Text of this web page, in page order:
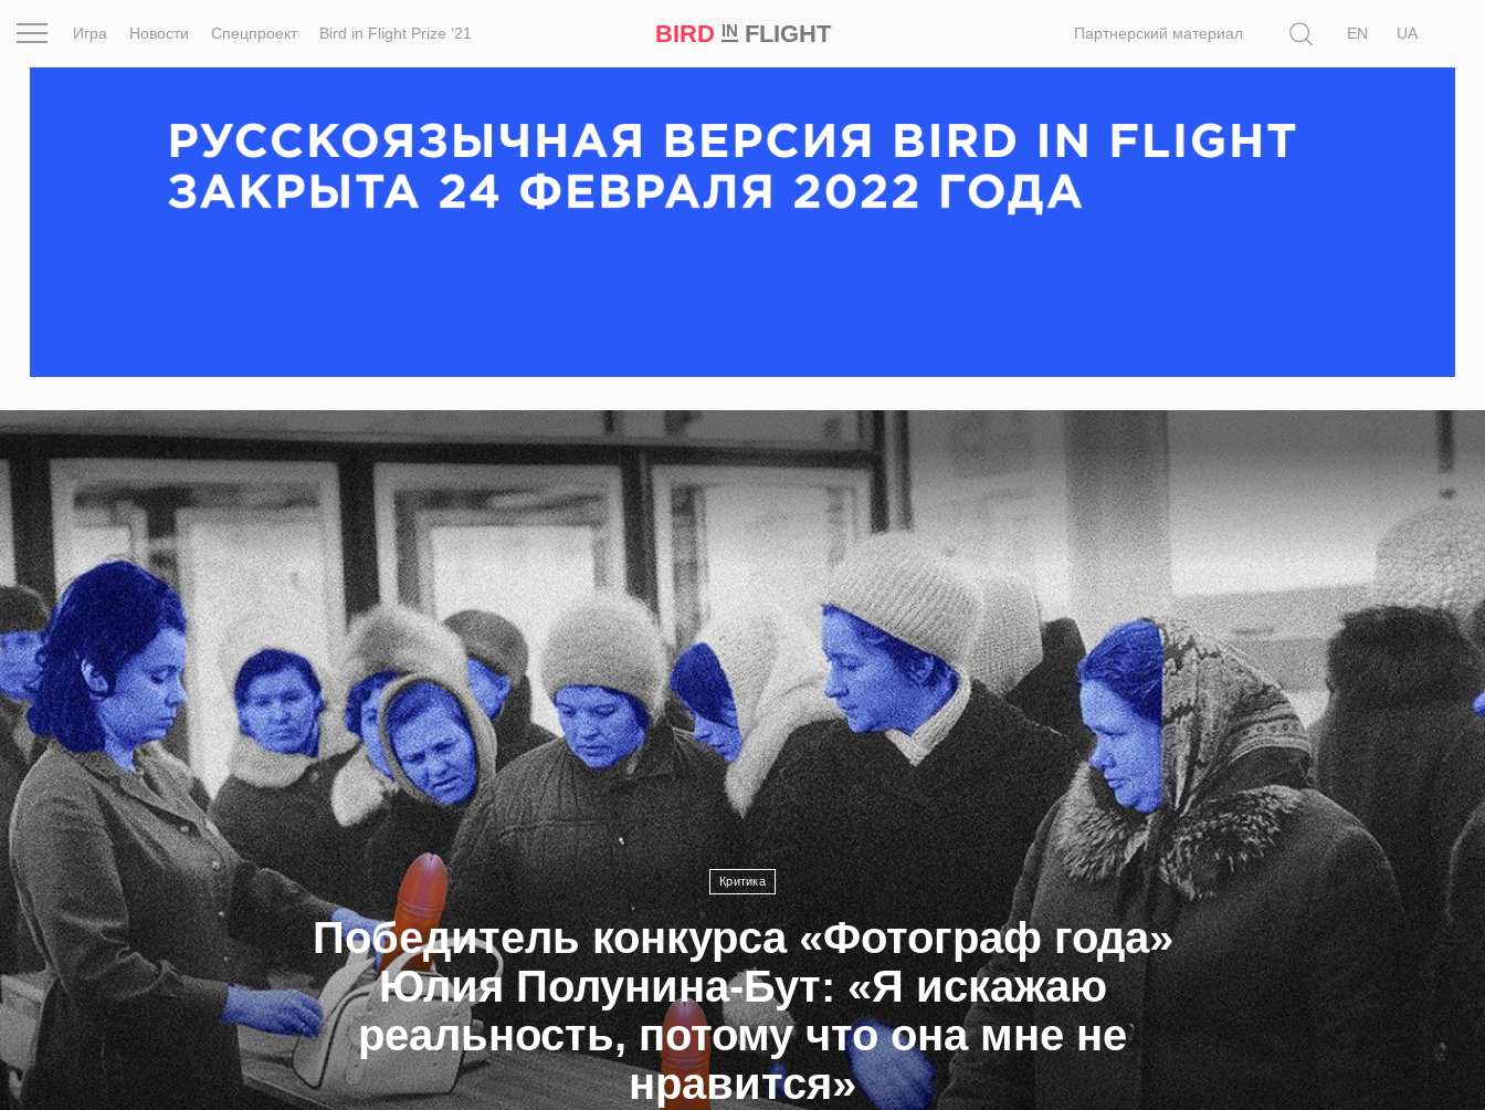
Игра Новости Спецпроект Bird in Flight Prize ‘21 BIRD INFLIGHT Партнерский материал
EN
UA
Критика
Победитель конкурса «Фотограф года»
Юлия Полунина-Бут: «Я искажаю
реальность, потому что она мне не
нравится»